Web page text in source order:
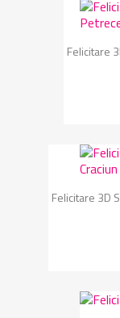
Felicitare
Felicitare 3D